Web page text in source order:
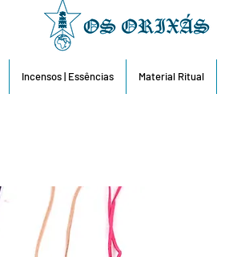
Incensos | Essências Material Ritual